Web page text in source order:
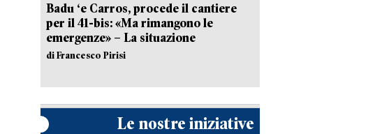
Badu ‘e Carros, procede il cantiere
per il 41-bis: «Ma rimangono le
emergenze» – La situazione
di Francesco Pirisi
Le nostre iniziative